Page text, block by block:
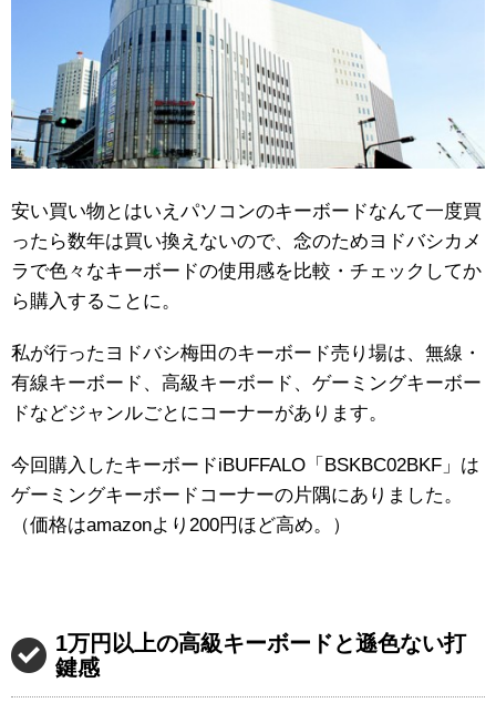
安い買い物とはいえパソコンのキーボードなんて一度買
ったら数年は買い換えないので、念のためヨドバシカメ
ラで色々なキーボードの使用感を比較・チェックしてか
ら購入することに。
私が行ったヨドバシ梅田のキーボード売り場は、無線・
有線キーボード、高級キーボード、ゲーミングキーボー
ドなどジャンルごとにコーナーがあります。
今回購入したキーボードiBUFFALO「BSKBC02BKF」は
ゲーミングキーボードコーナーの片隅にありました。
（価格はamazonより200円ほど高め。）
1万円以上の高級キーボードと遜色ない打
鍵感